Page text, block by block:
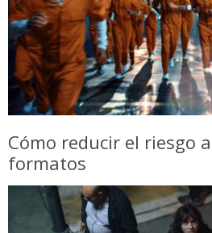
Cómo reducir el riesgo
formatos